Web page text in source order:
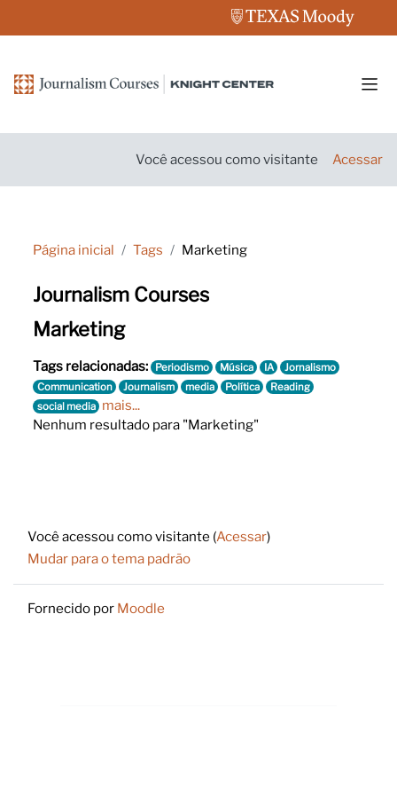
Você acessou como visitante Acessar
Página inicial Tags Marketing
Journalism Courses
Marketing
Tags relacionadas: Periodismo Música IA
Jornalismo
Communication
Journalism media Política
Reading
social media mais...
Nenhum resultado para "Marketing"
Você acessou como visitante (Acessar)
Mudar para o tema padrão
Fornecido por Moodle